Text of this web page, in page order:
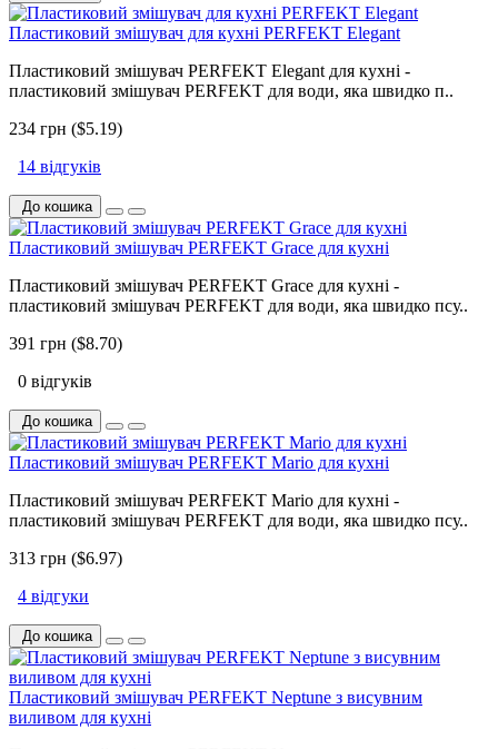
Пластиковий змішувач для кухні PERFEKT Elegant
Пластиковий змішувач PERFEKT Elegant для кухні -
пластиковий змішувач PERFEKT для води, яка швидко п..
234 грн ($5.19)
14 відгуків
До кошика
Пластиковий змішувач PERFEKT Grace для кухні
Пластиковий змішувач PERFEKT Grace для кухні -
пластиковий змішувач PERFEKT для води, яка швидко псу..
391 грн ($8.70)
0 відгуків
До кошика
Пластиковий змішувач PERFEKT Mario для кухні
Пластиковий змішувач PERFEKT Mario для кухні -
пластиковий змішувач PERFEKT для води, яка швидко псу..
313 грн ($6.97)
4 відгуки
До кошика
Пластиковий змішувач PERFEKT Neptune з висувним
виливом для кухні